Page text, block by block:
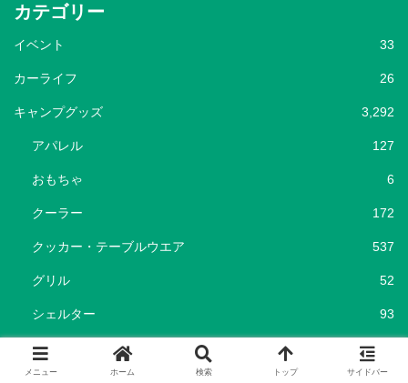
カテゴリー
イベント 33
カーライフ 26
キャンプグッズ 3,292
アパレル 127
おもちゃ 6
クーラー 172
クッカー・テーブルウエア 537
グリル 52
シェルター 93
タープ 108
メニュー ホーム 検索 トップ サイドバー